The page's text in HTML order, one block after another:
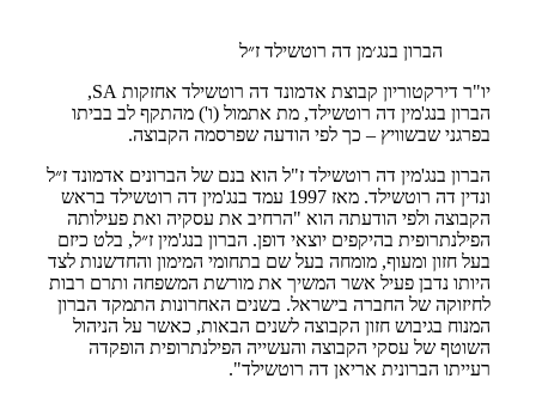
הברון בנג׳מן דה רוטשילד ז״ל
יו"ר דירקטוריון קבוצת אדמונד דה רוטשילד אחזקות SA,
הברון בנג'מין דה רוטשילד, מת אתמול (ו') מהתקף לב בביתו
בפרגני שבשוויץ – כך לפי הודעה שפרסמה הקבוצה.
הברון בנג'מין דה רוטשילד ז"ל הוא בנם של הברונים אדמונד ז״ל
ונדין דה רוטשילד. מאז 1997 עמד בנג'מין דה רוטשילד בראש
הקבוצה ולפי הודעתה הוא "הרחיב את עסקיה ואת פעילותה
הפילנתרופית בהיקפים יוצאי דופן. הברון בנג'מין ז״ל, בלט כיזם
בעל חזון ומעוף, מומחה בעל שם בתחומי המימון והחדשנות לצד
היותו נדבן פעיל אשר המשיך את מורשת המשפחה ותרם רבות
לחיזוקה של החברה בישראל. בשנים האחרונות התמקד הברון
המנוח בגיבוש חזון הקבוצה לשנים הבאות, כאשר על הניהול
השוטף של עסקי הקבוצה והעשייה הפילנתרופית הופקדה
רעייתו הברונית אריאן דה רוטשילד".